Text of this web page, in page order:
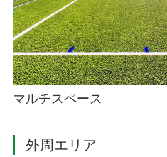
マルチスペース
外周エリア